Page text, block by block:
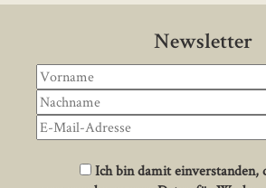
Newsletter
Ich bin damit einverstanden,